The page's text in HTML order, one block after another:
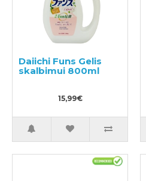
Daiichi Funs Gelis
skalbimui 800ml
15,99€